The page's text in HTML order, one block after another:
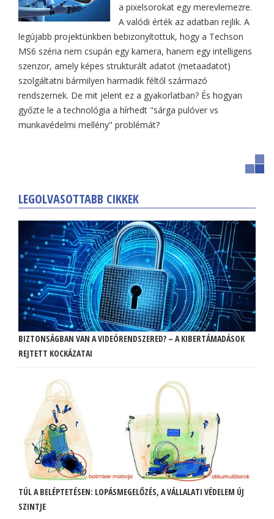
a pixelsorokat egy merevlemezre.
A valódi érték az adatban rejlik. A
legújabb projektünkben bebizonyítottuk, hogy a Techson
MS6 széria nem csupán egy kamera, hanem egy intelligens
szenzor, amely képes strukturált adatot (metaadatot)
szolgáltatni bármilyen harmadik féltől származó
rendszernek. De mit jelent ez a gyakorlatban? És hogyan
győzte le a technológia a hírhedt "sárga pulóver vs
munkavédelmi mellény" problémát?
LEGOLVASOTTABB CIKKEK
BIZTONSÁGBAN VAN A VIDEÓRENDSZERED? – A KIBERTÁMADÁSOK
REJTETT KOCKÁZATAI
TÚL A BELÉPTETÉSEN: LOPÁSMEGELŐZÉS, A VÁLLALATI VÉDELEM ÚJ
SZINTJE